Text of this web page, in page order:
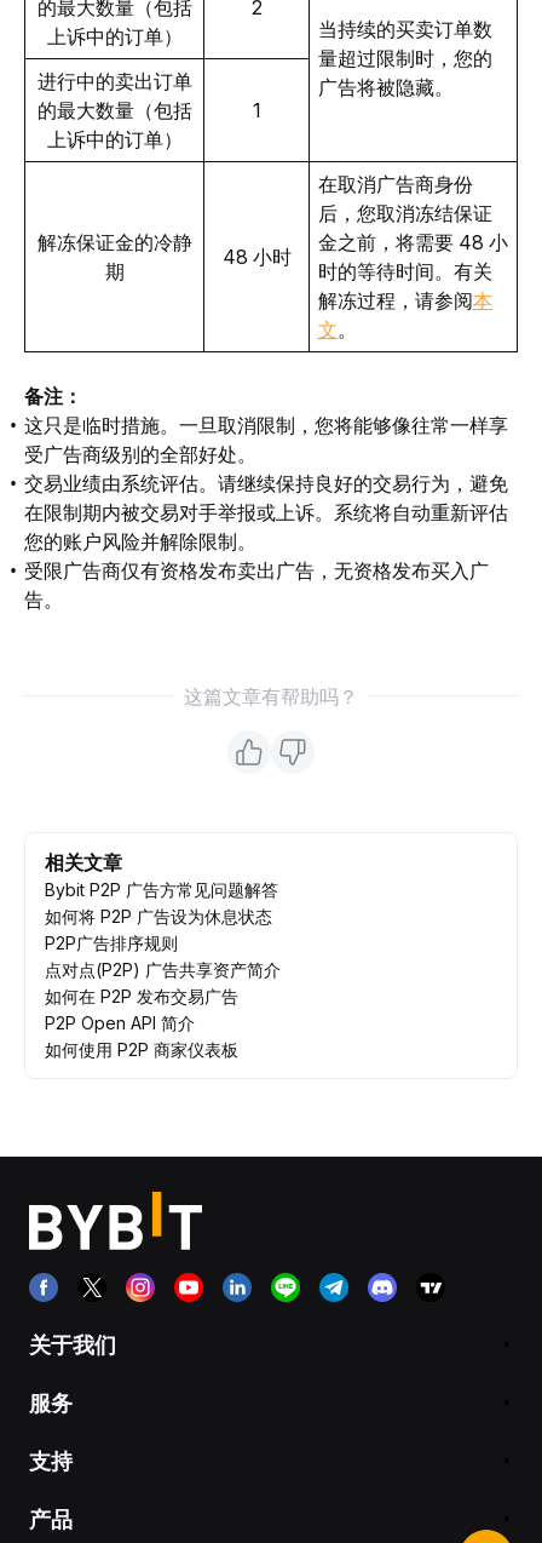
的最大数量（包括
上诉中的订单）
2
当持续的买卖订单数
量超过限制时，您的
广告将被隐藏。
进行中的卖出订单
的最大数量（包括
上诉中的订单）
1
解冻保证金的冷静
期
48 小时
在取消广告商身份
后，您取消冻结保证
金之前，将需要 48 小
时的等待时间。有关
解冻过程，请参阅本
文。
备注：
这只是临时措施。一旦取消限制，您将能够像往常一样享
受广告商级别的全部好处。
交易业绩由系统评估。请继续保持良好的交易行为，避免
在限制期内被交易对手举报或上诉。系统将自动重新评估
您的账户风险并解除限制。
受限广告商仅有资格发布卖出广告，无资格发布买入广
告。
这篇文章有帮助吗？
相关文章
Bybit P2P 广告方常见问题解答
如何将 P2P 广告设为休息状态
P2P广告排序规则
​​​​​​​点对点(P2P) 广告共享资产简介
如何在 P2P 发布交易广告
P2P Open API 简介
如何使用 P2P 商家仪表板
关于我们
服务
支持
产品